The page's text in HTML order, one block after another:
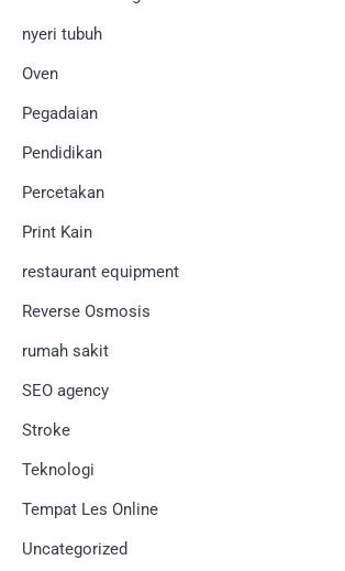
nyeri tubuh
Oven
Pegadaian
Pendidikan
Percetakan
Print Kain
restaurant equipment
Reverse Osmosis
rumah sakit
SEO agency
Stroke
Teknologi
Tempat Les Online
Uncategorized